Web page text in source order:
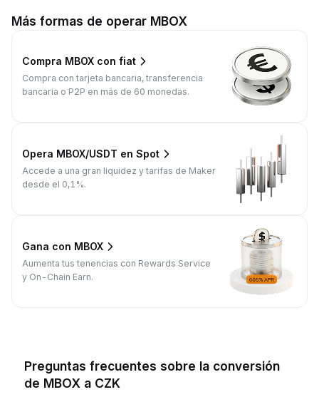
Más formas de operar MBOX
Compra MBOX con fiat
Compra con tarjeta bancaria, transferencia
bancaria o P2P en más de 60 monedas.
Opera MBOX/USDT en Spot
Accede a una gran liquidez y tarifas de Maker
desde el 0,1%.
Gana con MBOX
Aumenta tus tenencias con Rewards Service
y On-Chain Earn.
Preguntas frecuentes sobre la conversión
de MBOX a CZK